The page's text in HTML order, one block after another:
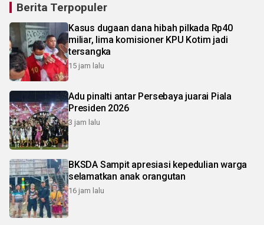
Berita Terpopuler
Kasus dugaan dana hibah pilkada Rp40
miliar, lima komisioner KPU Kotim jadi
tersangka
15 jam lalu
Adu pinalti antar Persebaya juarai Piala
Presiden 2026
3 jam lalu
BKSDA Sampit apresiasi kepedulian warga
selamatkan anak orangutan
16 jam lalu